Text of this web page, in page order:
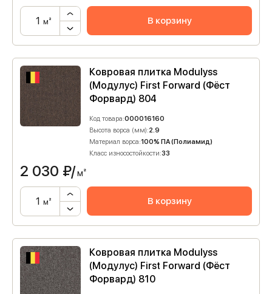
м² В корзину
Ковровая плитка Modulyss
(Модулус) First Forward (Фёст
Форвард) 804
Код товара:000016160
Высота ворса (мм):2.9
Материал ворса:100% ПА (Полиамид)
Класс износостойкости:33
2 030 ₽/м²
м² В корзину
Ковровая плитка Modulyss
(Модулус) First Forward (Фёст
Форвард) 810